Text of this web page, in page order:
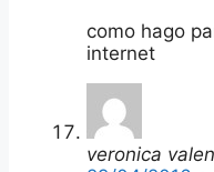
como hago
internet
veronica